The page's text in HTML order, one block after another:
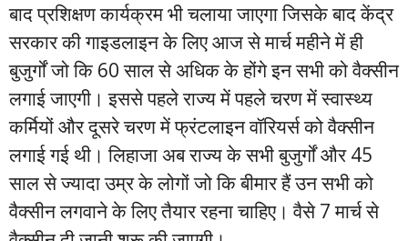
बाद प्रशिक्षण कार्यक्रम भी चलाया जाएगा जिसके बाद केंद्र
सरकार की गाइडलाइन के लिए आज से मार्च महीने में ही
बुजुर्गों जो कि 60 साल से अधिक के होंगे इन सभी को वैक्सीन
लगाई जाएगी। इससे पहले राज्य में पहले चरण में स्वास्थ्य
कर्मियों और दूसरे चरण में फ्रंटलाइन वॉरियर्स को वैक्सीन
लगाई गई थी। लिहाजा अब राज्य के सभी बुजुर्गों और 45
साल से ज्यादा उम्र के लोगों जो कि बीमार हैं उन सभी को
वैक्सीन लगवाने के लिए तैयार रहना चाहिए। वैसे 7 मार्च से